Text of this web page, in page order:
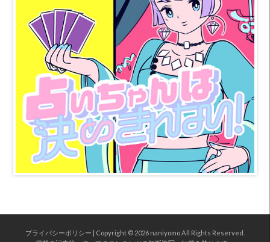
プライバシーポリシー | Copyright © 2026 naniyomoAll Rights Reserved.